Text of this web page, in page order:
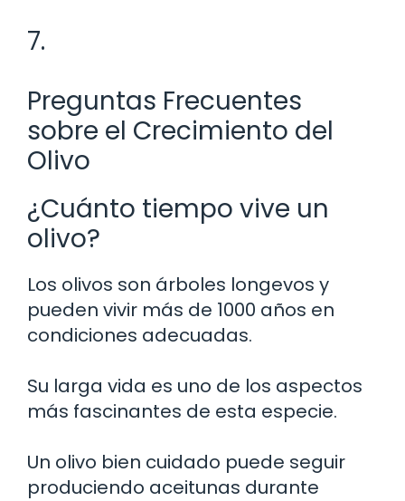
7.
Preguntas Frecuentes
sobre el Crecimiento del
Olivo
¿Cuánto tiempo vive un
olivo?
Los olivos son árboles longevos y
pueden vivir más de 1000 años en
condiciones adecuadas.
Su larga vida es uno de los aspectos
más fascinantes de esta especie.
Un olivo bien cuidado puede seguir
produciendo aceitunas durante